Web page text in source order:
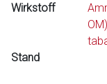
Fachinformationen
anzuzeigen
l
k
Wirkstoff
Stand